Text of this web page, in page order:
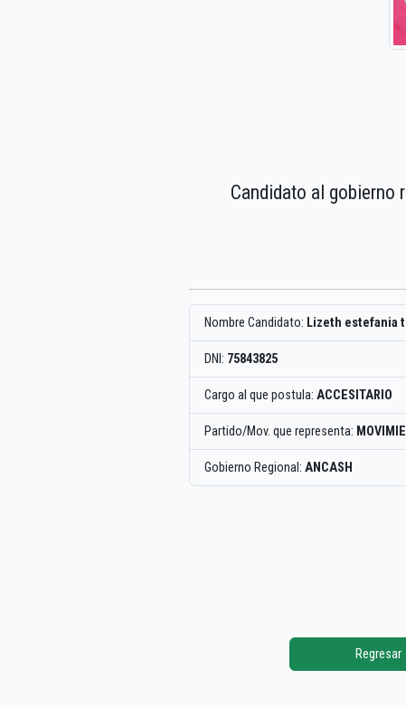
Candidato al gobierno
Nombre Candidato: Lizeth estefania
DNI: 75843825
Cargo al que postula: ACCESITARIO
Partido/Mov. que representa:
Gobierno Regional: ANCASH
Regresar